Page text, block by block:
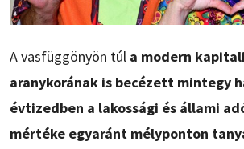
A vasfüggönyön túl a modern
aranykorának is becézett mintegy
évtizedben a lakossági és állami
mértéke egyaránt mélyponton